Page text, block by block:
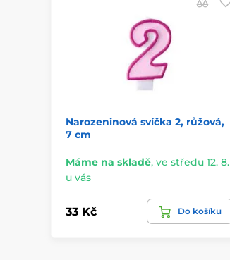
Narozeninová svíčka 2, růžová,
7 cm
Máme na skladě, ve středu 12. 8.
u vás
33 Kč Do košíku